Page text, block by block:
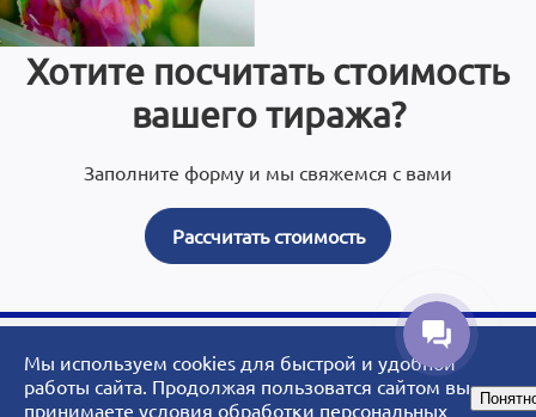
Хотите посчитать стоимость
вашего тиража?
Заполните форму и мы свяжемся с вами
Рассчитать стоимость
© 2007 - 2026 ArtoPrint.RU|«АртоПринт» - типография, рекламное
агентство, студия дизайна.
Мы используем cookies для быстрой и удобной
работы сайта. Продолжая пользоватся сайтом вы
принимаете условия обработки персональных